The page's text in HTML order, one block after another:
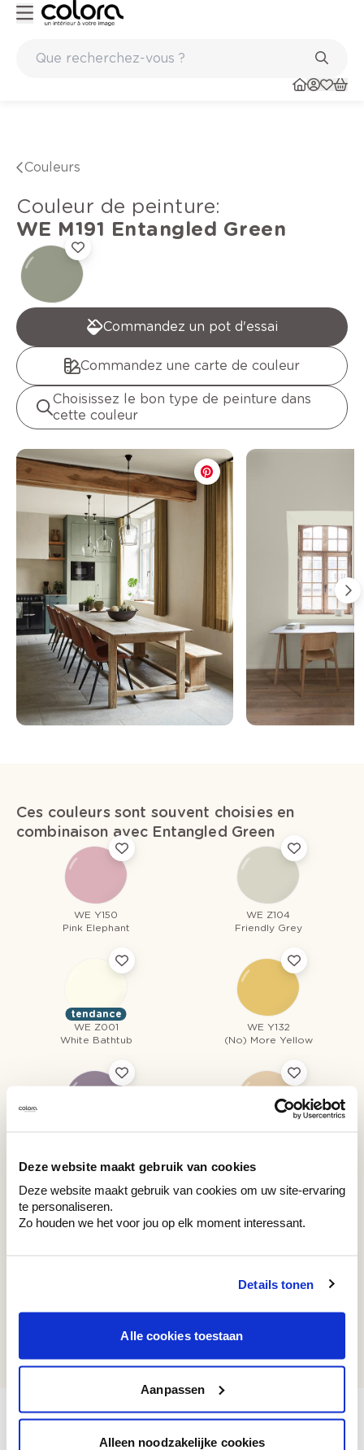
Deze website maakt gebruik van cookies
Deze website maakt gebruik van cookies om uw site-ervaring
te personaliseren.
Zo houden we het voor jou op elk moment interessant.
Details tonen
Alle cookies toestaan
Aanpassen
Alleen noodzakelijke cookies
Couleurs
Couleur de peinture:
WE M191 Entangled Green
Commandez un pot d'essai
Commandez une carte de couleur
Choisissez le bon type de peinture dans
cette couleur
Ces couleurs sont souvent choisies en
combinaison avec Entangled Green
WE Y150
Pink Elephant
WE Z104
Friendly Grey
tendance
WE Z001
White Bathtub
WE Y132
(No) More Yellow
Entangled Green